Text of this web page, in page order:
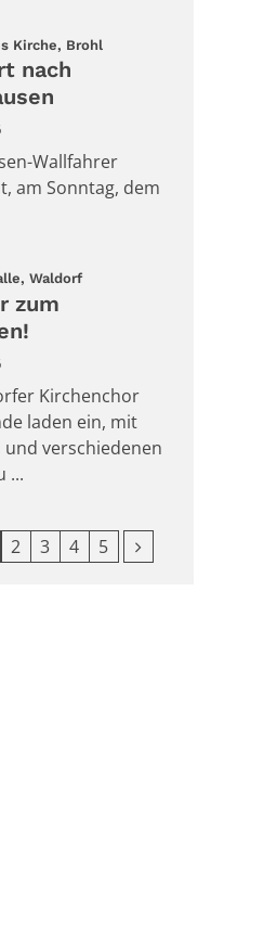
Kirche, Brohl
nach
Wallfahrer
am Sonntag, dem
Waldorf:
zum
Kirchenchor
laden ein, mit
und verschiedenen
...
Seite
2 3 4 5 Nächste Seite